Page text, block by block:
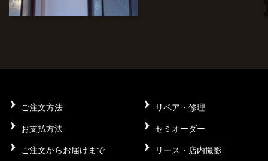
ご注文方法
リペア・修理
お支払方法
セミオーダー
ご注文からお届けまで
リース・店内撮影